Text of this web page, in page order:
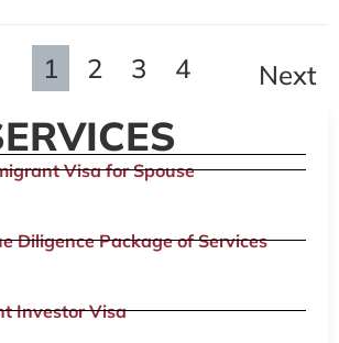
1 2 3 4 Next
Visa for Spouse
Diligence Package of Services
Investor Visa